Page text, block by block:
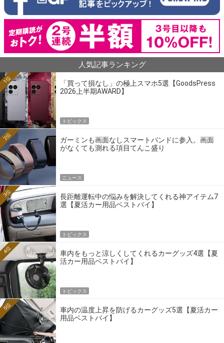
人気記事ランキング
「買って損なし」の極上スマホ5選【GoodsPress
2026上半期AWARD】
1位
トピックス
ガーミンも画面なしスマートバンドに参入。画面
がなくても測れる項目てんこ盛り
2位
ニュース
長距離運転中の悩みを解決してくれる神アイテム7
選【夏活カー用品ベストバイ】
3位
トピックス
車内をもっと涼しくしてくれるカーグッズ4選【夏
活カー用品ベストバイ】
4位
トピックス
車内の温度上昇を防げるカーグッズ5選【夏活カー
用品ベストバイ】
5位